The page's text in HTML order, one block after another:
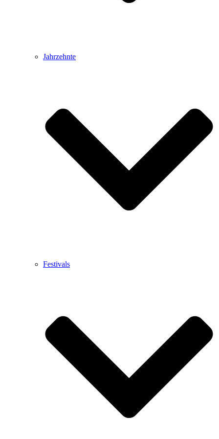
Jahrzehnte
Festivals